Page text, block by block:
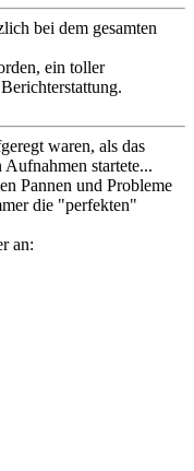
bei dem gesamten
ein toller
waren, als das
startete...
Pannen und Probleme
die "perfekten"
an: